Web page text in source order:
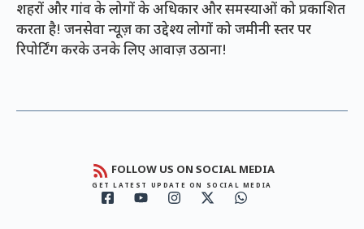
शहरों और गांव के लोगों के अधिकार और समस्याओं को प्रकाशित
करता है! जनसेवा न्यूज़ का उद्देश्य लोगों को जमीनी स्तर पर
रिपोर्टिंग करके उनके लिए आवाज़ उठाना!
FOLLOW US ON SOCIAL MEDIA
GET LATEST UPDATE ON SOCIAL MEDIA